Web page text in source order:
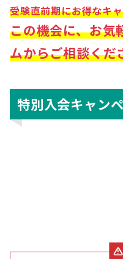
受験直前期にお得なキ
この機会に、お気
ムからご相談くだ
特別入会キャン